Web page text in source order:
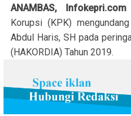
ANAMBAS, Infokepri.com
Korupsi (KPK)
Abdul Haris, SH pada
(HAKORDIA) Tahun 2019.